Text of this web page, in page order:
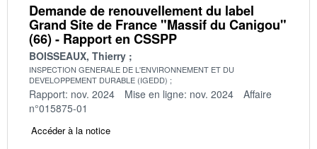
Demande de renouvellement du label
Grand Site de France "Massif du Canigou"
(66) - Rapport en CSSPP
BOISSEAUX, Thierry
INSPECTION GENERALE DE L'ENVIRONNEMENT ET DU
DEVELOPPEMENT DURABLE (IGEDD)
Rapport: nov. 2024 Mise en ligne: nov. 2024
Affaire
n°015875-01
Accéder à la notice